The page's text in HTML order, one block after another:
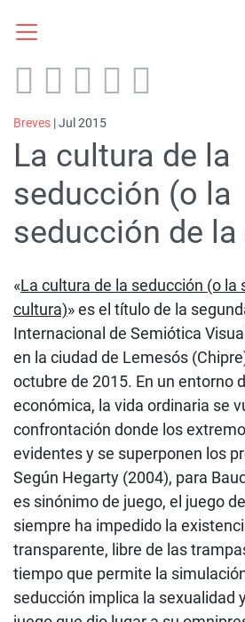
Breves | Jul 2015
La cultura de la
seducción (o la
seducción de
«La cultura de la seducción (o la
cultura)» es el título de la
Internacional de Semiótica
en la ciudad de Lemesós
octubre de 2015. En un entorno
económica, la vida ordinaria se
confrontación donde los
evidentes y se superponen los
Según Hegarty (2004), para
es sinónimo de juego, el juego
siempre ha impedido la
transparente, libre de las
tiempo que permite la
seducción implica la sexualidad